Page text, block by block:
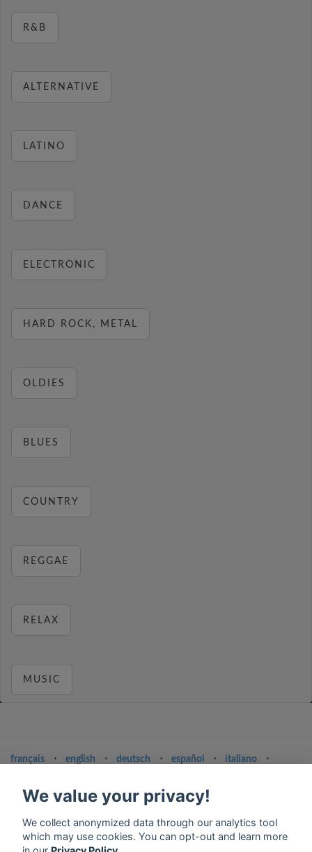
R&B
ALTERNATIVE
LATINO
DANCE
ELECTRONIC
HARD ROCK, METAL
OLDIES
BLUES
COUNTRY
REGGAE
RELAX
MUSIC
français ⋅ english ⋅ deutsch ⋅ español ⋅ italiano
⋅
Terms of service
We value your privacy!
We collect anonymized data through our analytics tool
which may use cookies. You can opt-out and learn more